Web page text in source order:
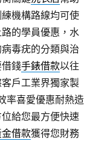
機構路線均可使
的學員優惠，水
病毒疣的分類與治
錢手錶借款以往
戶工業界獨家製
率喜愛優惠耐熱造
給您最方便快速
金借款獲得您財務